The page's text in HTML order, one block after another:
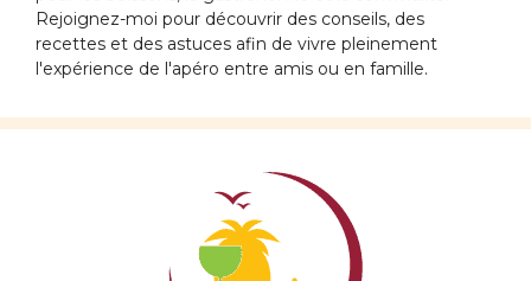
Rejoignez-moi pour découvrir des conseils, des
recettes et des astuces afin de vivre pleinement
l'expérience de l'apéro entre amis ou en famille.